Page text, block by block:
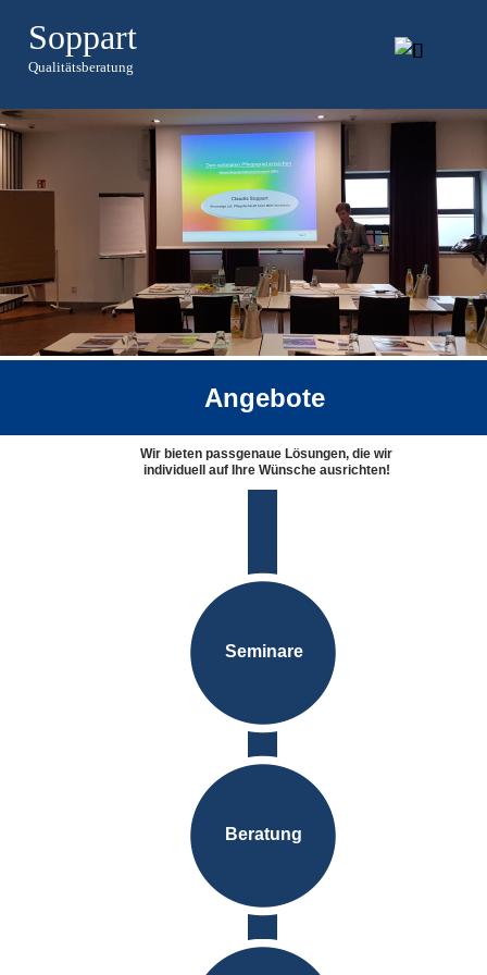
Seminare
Beratung
Angebote
Wir bieten passgenaue Lösungen, die wir
individuell auf Ihre Wünsche ausrichten!
Soppart
Qualitätsberatung